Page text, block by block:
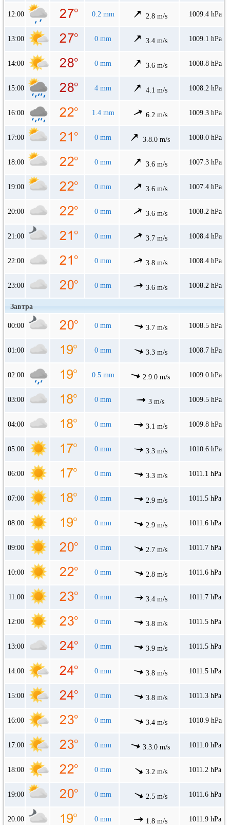
12:00 0.2 mm 2.8 m/s 1009.4 hPa
13:00 0 mm 3.4 m/s 1009.1 hPa
14:00 0 mm 3.6 m/s 1008.8 hPa
15:00 4 mm 4.1 m/s 1008.2 hPa
16:00 1.4 mm 6.2 m/s 1009.3 hPa
17:00 0 mm 3.8.0 m/s 1008.0 hPa
18:00 0 mm 3.6 m/s 1007.3 hPa
19:00 0 mm 3.6 m/s 1007.4 hPa
20:00 0 mm 3.6 m/s 1008.2 hPa
21:00 0 mm 3.7 m/s 1008.4 hPa
22:00 0 mm 3.8 m/s 1008.4 hPa
23:00 0 mm 3.6 m/s 1008.2 hPa
Завтра
00:00 0 mm 3.7 m/s 1008.5 hPa
01:00 0 mm 3.3 m/s 1008.7 hPa
02:00 0.5 mm 2.9.0 m/s 1009.0 hPa
03:00 0 mm 3 m/s 1009.5 hPa
04:00 0 mm 3.1 m/s 1009.8 hPa
05:00 0 mm 3.3 m/s 1010.6 hPa
06:00 0 mm 3.3 m/s 1011.1 hPa
07:00 0 mm 2.9 m/s 1011.5 hPa
08:00 0 mm 2.9 m/s 1011.6 hPa
09:00 0 mm 2.7 m/s 1011.7 hPa
10:00 0 mm 2.8 m/s 1011.6 hPa
11:00 0 mm 3.4 m/s 1011.7 hPa
12:00 0 mm 3.8 m/s 1011.5 hPa
13:00 0 mm 3.9 m/s 1011.5 hPa
14:00 0 mm 3.8 m/s 1011.5 hPa
15:00 0 mm 3.8 m/s 1011.3 hPa
16:00 0 mm 3.4 m/s 1010.9 hPa
17:00 0 mm 3.3.0 m/s 1011.0 hPa
18:00 0 mm 3.2 m/s 1011.2 hPa
19:00 0 mm 2.5 m/s 1011.6 hPa
20:00 0 mm 1.8 m/s 1011.9 hPa